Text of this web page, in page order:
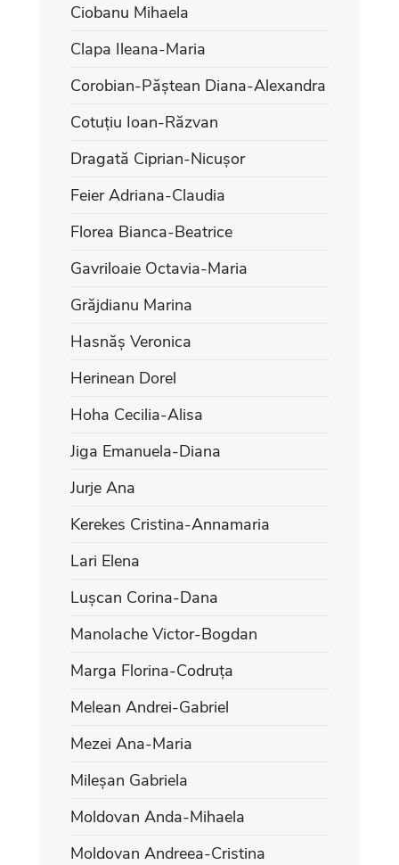
Ciobanu Mihaela
Clapa Ileana-Maria
Corobian-Păștean Diana-Alexandra
Cotuțiu Ioan-Răzvan
Dragată Ciprian-Nicușor
Feier Adriana-Claudia
Florea Bianca-Beatrice
Gavriloaie Octavia-Maria
Grăjdianu Marina
Hasnăș Veronica
Herinean Dorel
Hoha Cecilia-Alisa
Jiga Emanuela-Diana
Jurje Ana
Kerekes Cristina-Annamaria
Lari Elena
Lușcan Corina-Dana
Manolache Victor-Bogdan
Marga Florina-Codruța
Melean Andrei-Gabriel
Mezei Ana-Maria
Mileșan Gabriela
Moldovan Anda-Mihaela
Moldovan Andreea-Cristina